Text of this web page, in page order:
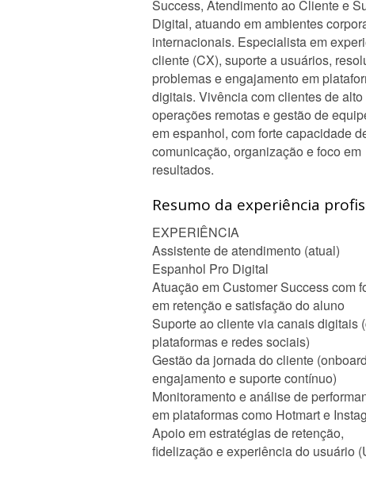
Success, Atendimento ao Cliente e
Digital, atuando em ambientes
internacionais. Especialista em
cliente (CX), suporte a usuários,
problemas e engajamento em
digitais. Vivência com clientes de alto
operações remotas e gestão de
em espanhol, com forte capacidade
comunicação, organização e foco em
resultados.
Resumo da experiência
EXPERIÊNCIA
Assistente de atendimento (atual)
Espanhol Pro Digital
Atuação em Customer Success com
em retenção e satisfação do aluno
Suporte ao cliente via canais digitais
plataformas e redes sociais)
Gestão da jornada do cliente
engajamento e suporte contínuo)
Monitoramento e análise de
em plataformas como Hotmart e
Apoio em estratégias de retenção,
fidelização e experiência do usuário